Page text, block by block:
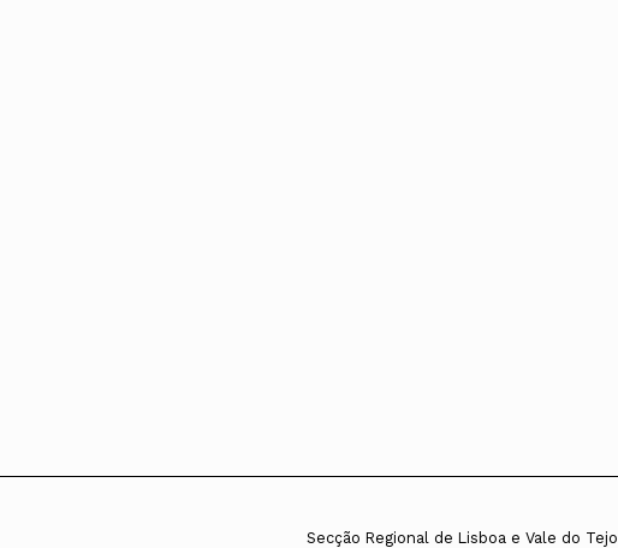
Secção Regional de Lisboa e Vale do Tejo